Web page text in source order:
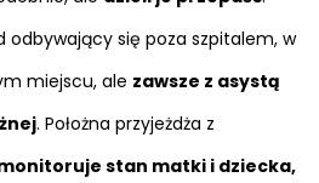
odbywający się poza szpitalem, w
miejscu, ale zawsze z asystą
. Położna przyjeżdża z
stan matki i dziecka,